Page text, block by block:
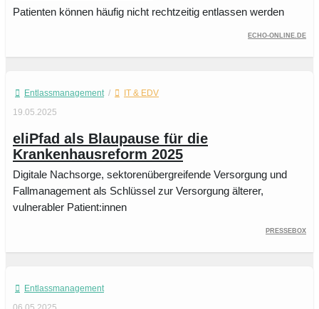
Patienten können häufig nicht rechtzeitig entlassen werden
echo-online.de
Entlassmanagement /
IT & EDV
19.05.2025
eliPfad als Blaupause für die
Krankenhausreform 2025
Digitale Nachsorge, sektorenübergreifende Versorgung und
Fallmanagement als Schlüssel zur Versorgung älterer,
vulnerabler Patient:innen
PresseBox
Entlassmanagement